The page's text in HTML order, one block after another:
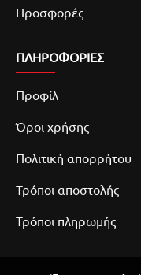
Προσφορές
ΠΛΗΡΟΦΟΡΙΕΣ
Προφίλ
Όροι χρήσης
Πολιτική απορρήτου
Τρόποι αποστολής
Τρόποι πληρωμής